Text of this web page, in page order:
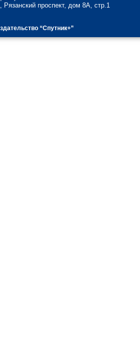
проспект, дом 8А, стр.1
“Спутник+”